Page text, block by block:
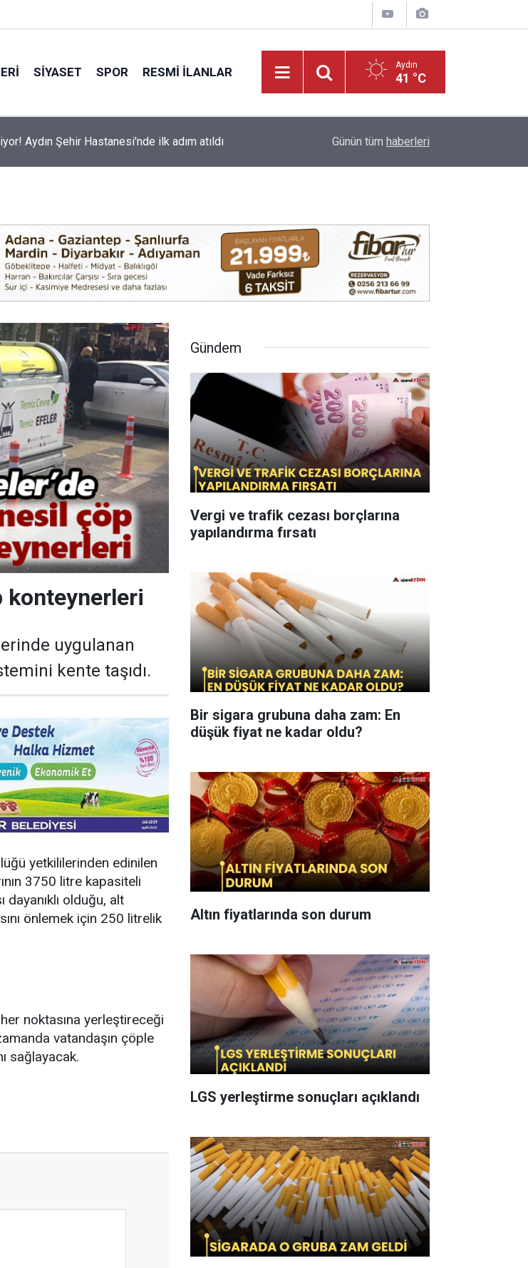
SIYASET SPOR RESMI İLANLAR Aydın
41 °C
tatilci akını Çine yangınında uçurumdan düşen Mehmet
Günün tüm haberleri
konteynerleri
uygulanan
kente taşıdı.
yetkililerinden edinilen
3750 litre kapasiteli
dayanıklı olduğu, alt
önlemek için 250 litrelik
noktasına yerleştireceği
vatandaşın çöple
sağlayacak.
Gündem
Vergi ve trafik cezası borçlarına
yapılandırma fırsatı
Bir sigara grubuna daha zam: En
düşük fiyat ne kadar oldu?
Altın fiyatlarında son durum
LGS yerleştirme sonuçları açıklandı